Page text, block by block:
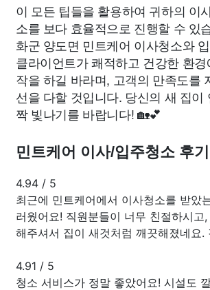
이 모든 팁들을 활용하여 귀하의 이
소를 보다 효율적으로 진행할 수 있
화군 양도면 민트케어 이사청소와
클라이언트가 쾌적하고 건강한 환
작을 하길 바라며, 고객의 만족도를
선을 다할 것입니다. 당신의 새 집이
짝 빛나기를 바랍니다! 🏡💕
민트케어 이사/입주청소 후기
4.94 / 5
최근에 민트케어에서 이사청소를 받았
러웠어요! 직원분들이 너무 친절하시고
해주셔서 집이 새것처럼 깨끗해졌네요.
4.91 / 5
청소 서비스가 정말 좋았어요! 시설도